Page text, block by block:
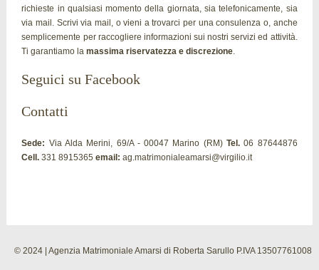
richieste in qualsiasi momento della giornata, sia telefonicamente, sia
via mail. Scrivi via mail, o vieni a trovarci per una consulenza o, anche
semplicemente per raccogliere informazioni sui nostri servizi ed attività.
Ti garantiamo lamassima riservatezza e discrezione
Seguici su Facebook
Contatti
Sede: Via Alda Merini, 69/A - 00047 Marino (RM)Tel. 06 87644876
Cell. 331 8915365email: ag.matrimonialeamarsi@virgilio.it
© 2024 | Agenzia Matrimoniale Amarsi di Roberta Sarullo P.IVA 13507761008